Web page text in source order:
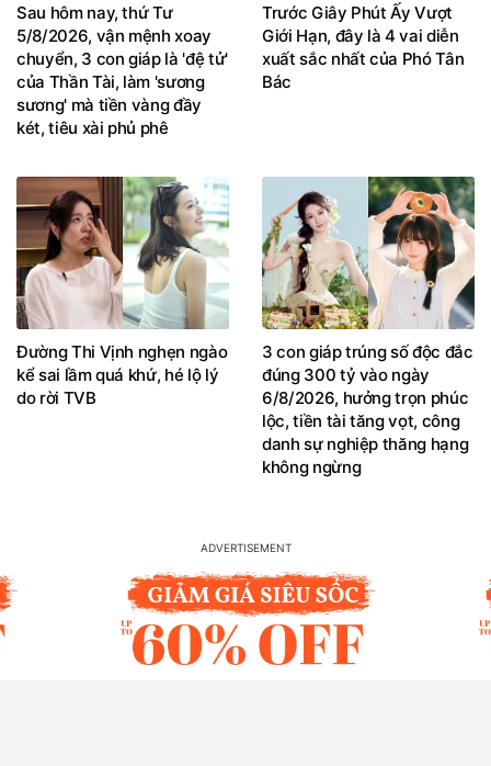
Sau hôm nay, thứ Tư
5/8/2026, vận mệnh xoay
chuyển, 3 con giáp là 'đệ tử'
của Thần Tài, làm 'sương
sương' mà tiền vàng đầy
két, tiêu xài phủ phê
Trước Giây Phút Ấy Vượt
Giới Hạn, đây là 4 vai diễn
xuất sắc nhất của Phó Tân
Bác
Đường Thi Vịnh nghẹn ngào
kể sai lầm quá khứ, hé lộ lý
do rời TVB
3 con giáp trúng số độc đắc
đúng 300 tỷ vào ngày
6/8/2026, hưởng trọn phúc
lộc, tiền tài tăng vọt, công
danh sự nghiệp thăng hạng
không ngừng